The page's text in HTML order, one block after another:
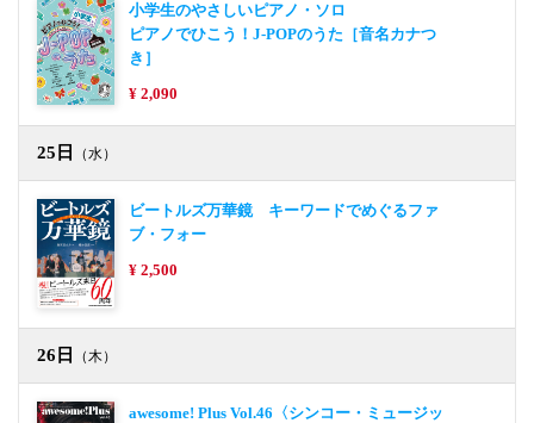
小学生のやさしいピアノ・ソロ
ピアノでひこう！J-POPのうた［音名カナつ
き］
¥ 2,090
25日 （水）
ビートルズ万華鏡 キーワードでめぐるファ
ブ・フォー
¥ 2,500
26日 （木）
awesome! Plus Vol.46〈シンコー・ミュージッ